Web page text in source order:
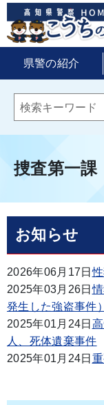
県警の紹介
捜査第一課
お知らせ
2026年06月17日
2025年03月26日
発生した強盗事件）
2025年01月24日
人、死体遺棄事件
2025年01月24日